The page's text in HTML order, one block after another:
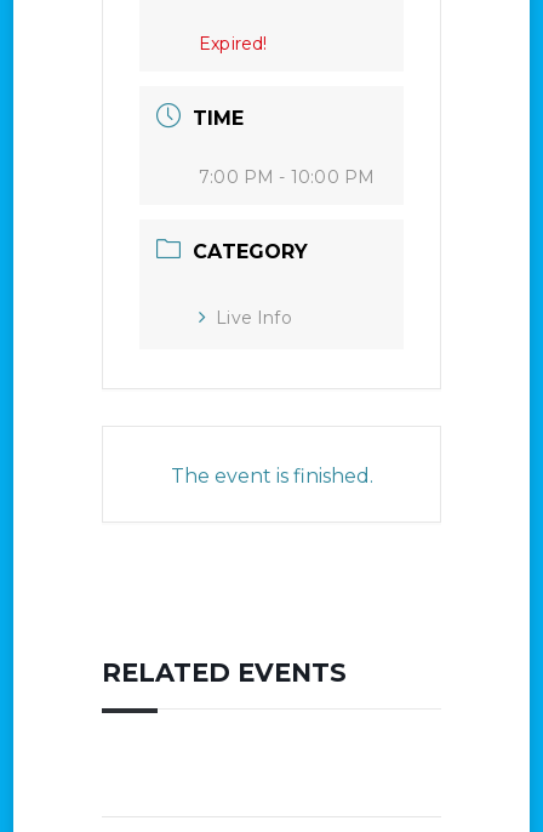
Expired!
TIME
7:00 PM - 10:00 PM
CATEGORY
Live Info
The event is finished.
RELATED EVENTS